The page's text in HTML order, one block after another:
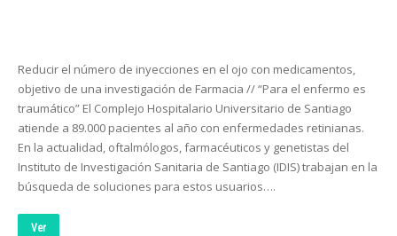
Reducir el número de inyecciones en el ojo con medicamentos,
objetivo de una investigación de Farmacia // “Para el enfermo es
traumático” El Complejo Hospitalario Universitario de Santiago
atiende a 89.000 pacientes al año con enfermedades retinianas.
En la actualidad, oftalmólogos, farmacéuticos y genetistas del
Instituto de Investigación Sanitaria de Santiago (IDIS) trabajan en la
búsqueda de soluciones para estos usuarios….
Ver